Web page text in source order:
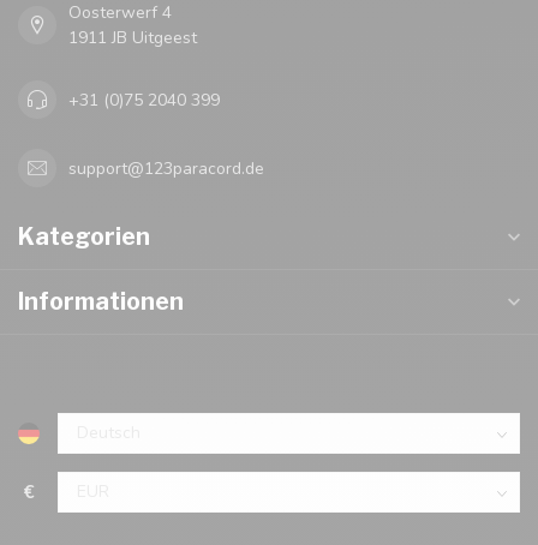
Oosterwerf 4
1911 JB Uitgeest
+31 (0)75 2040 399
support@123paracord.de
Kategorien
Informationen
€